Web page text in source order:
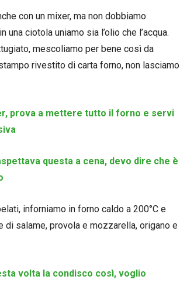
con un mixer, ma non dobbiamo
ciotola uniamo sia l’olio che l’acqua.
mescoliamo per bene così da
rivestito di carta forno, non lasciamo
prova a mettere tutto il forno e servi
questa a cena, devo dire che è
inforniamo in forno caldo a 200°C e
salame, provola e mozzarella, origano e
volta la condisco così, voglio